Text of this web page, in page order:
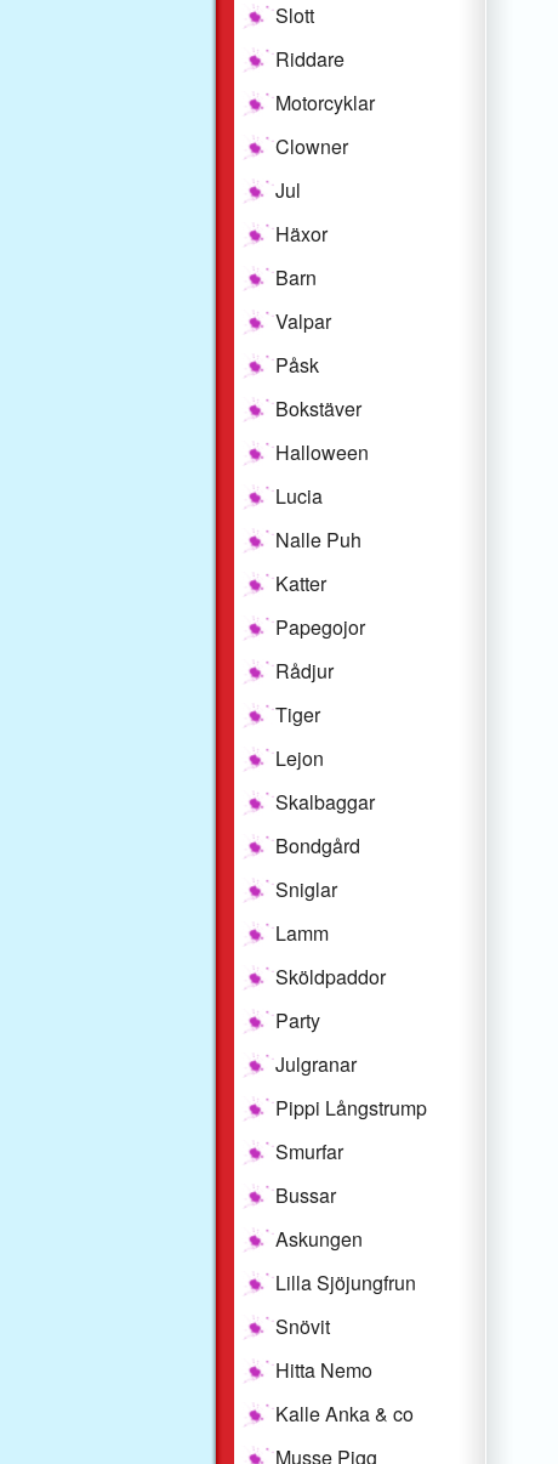
Slott
Riddare
Motorcyklar
Clowner
Jul
Häxor
Barn
Valpar
Påsk
Bokstäver
Halloween
Lucia
Nalle Puh
Katter
Papegojor
Rådjur
Tiger
Lejon
Skalbaggar
Bondgård
Sniglar
Lamm
Sköldpaddor
Party
Julgranar
Pippi Långstrump
Smurfar
Bussar
Askungen
Lilla Sjöjungfrun
Snövit
Hitta Nemo
Kalle Anka & co
Musse Pigg